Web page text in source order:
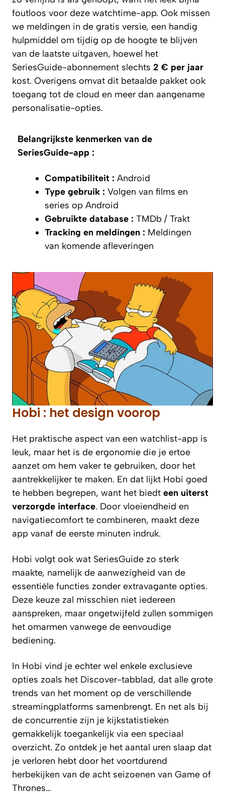
foutloos voor deze watchtime-app. Ook missen
we meldingen in de gratis versie, een handig
hulpmiddel om tijdig op de hoogte te blijven
van de laatste uitgaven, hoewel het
SeriesGuide-abonnement slechts 2 € per jaar
kost. Overigens omvat dit betaalde pakket ook
toegang tot de cloud en meer dan aangename
personalisatie-opties.
Belangrijkste kenmerken van de
SeriesGuide-app :
Compatibiliteit : Android
Type gebruik : Volgen van films en
series op Android
Gebruikte database : TMDb / Trakt
Tracking en meldingen : Meldingen
van komende afleveringen
Hobi : het design voorop
Het praktische aspect van een watchlist-app is
leuk, maar het is de ergonomie die je ertoe
aanzet om hem vaker te gebruiken, door het
aantrekkelijker te maken. En dat lijkt Hobi goed
te hebben begrepen, want het biedt een uiterst
verzorgde interface. Door vloeiendheid en
navigatiecomfort te combineren, maakt deze
app vanaf de eerste minuten indruk.
Hobi volgt ook wat SeriesGuide zo sterk
maakte, namelijk de aanwezigheid van de
essentiële functies zonder extravagante opties.
Deze keuze zal misschien niet iedereen
aanspreken, maar ongetwijfeld zullen sommigen
het omarmen vanwege de eenvoudige
bediening.
In Hobi vind je echter wel enkele exclusieve
opties zoals het Discover-tabblad, dat alle grote
trends van het moment op de verschillende
streamingplatforms samenbrengt. En net als bij
de concurrentie zijn je kijkstatistieken
gemakkelijk toegankelijk via een speciaal
overzicht. Zo ontdek je het aantal uren slaap dat
je verloren hebt door het voortdurend
herbekijken van de acht seizoenen van Game of
Thrones…